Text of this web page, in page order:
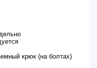
крюк (на болтах)